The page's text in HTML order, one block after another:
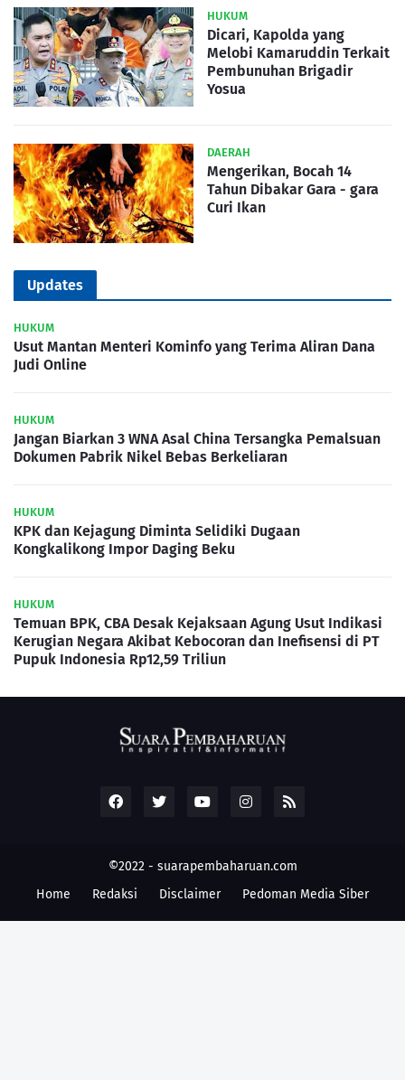
HUKUM
Dicari, Kapolda yang
Melobi Kamaruddin Terkait
Pembunuhan Brigadir
Yosua
DAERAH
Mengerikan, Bocah 14
Tahun Dibakar Gara - gara
Curi Ikan
Updates
HUKUM
Usut Mantan Menteri Kominfo yang Terima Aliran Dana
Judi Online
HUKUM
Jangan Biarkan 3 WNA Asal China Tersangka Pemalsuan
Dokumen Pabrik Nikel Bebas Berkeliaran
HUKUM
KPK dan Kejagung Diminta Selidiki Dugaan
Kongkalikong Impor Daging Beku
HUKUM
Temuan BPK, CBA Desak Kejaksaan Agung Usut Indikasi
Kerugian Negara Akibat Kebocoran dan Inefisensi di PT
Pupuk Indonesia Rp12,59 Triliun
©2022 - suarapembaharuan.com
Home
Redaksi Disclaimer Pedoman Media Siber